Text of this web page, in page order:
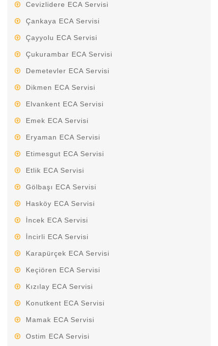
Cevizlidere ECA Servisi
Çankaya ECA Servisi
Çayyolu ECA Servisi
Çukurambar ECA Servisi
Demetevler ECA Servisi
Dikmen ECA Servisi
Elvankent ECA Servisi
Emek ECA Servisi
Eryaman ECA Servisi
Etimesgut ECA Servisi
Etlik ECA Servisi
Gölbaşı ECA Servisi
Hasköy ECA Servisi
İncek ECA Servisi
İncirli ECA Servisi
Karapürçek ECA Servisi
Keçiören ECA Servisi
Kızılay ECA Servisi
Konutkent ECA Servisi
Mamak ECA Servisi
Ostim ECA Servisi